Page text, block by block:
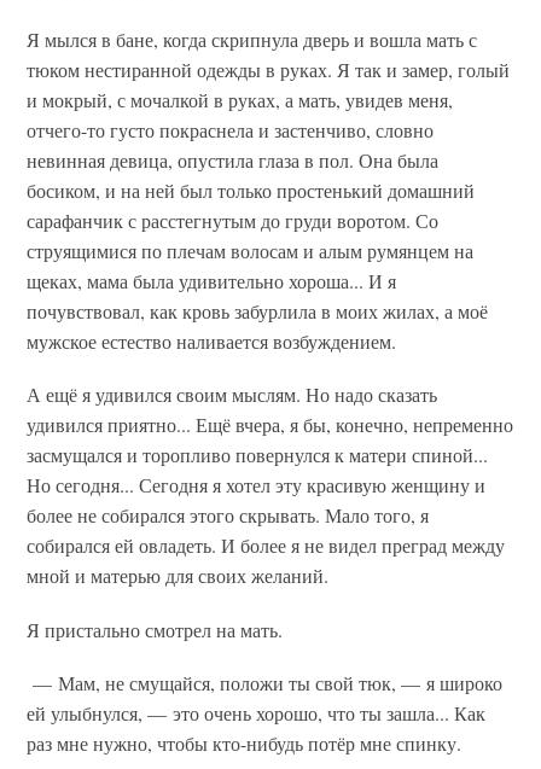
Я мылся в бане, когда скрипнула дверь и вошла мать с
тюком нестиранной одежды в руках. Я так и замер, голый
и мокрый, с мочалкой в руках, а мать, увидев меня,
отчего-то густо покраснела и застенчиво, словно
невинная девица, опустила глаза в пол. Она была
босиком, и на ней был только простенький домашний
сарафанчик с расстегнутым до груди воротом. Со
струящимися по плечам волосам и алым румянцем на
щеках, мама была удивительно хороша... И я
почувствовал, как кровь забурлила в моих жилах, а моё
мужское естество наливается возбуждением.
А ещё я удивился своим мыслям. Но надо сказать
удивился приятно... Ещё вчера, я бы, конечно, непременно
засмущался и торопливо повернулся к матери спиной...
Но сегодня... Сегодня я хотел эту красивую женщину и
более не собирался этого скрывать. Мало того, я
собирался ей овладеть. И более я не видел преград между
мной и матерью для своих желаний.
Я пристально смотрел на мать.
— Мам, не смущайся, положи ты свой тюк, — я широко
ей улыбнулся, — это очень хорошо, что ты зашла... Как
раз мне нужно, чтобы кто-нибудь потёр мне спинку.